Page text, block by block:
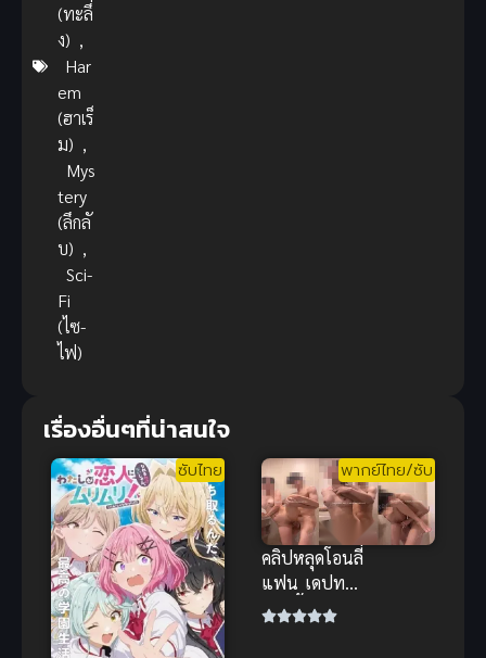
(ทะลึ่
ง) ,
Har
em
(ฮาเร็
ม) ,
Mys
tery
(ลึกลั
บ) ,
Sci-
Fi
(ไซ-
ไฟ)
เรื่องอื่นๆที่น่าสนใจ
ซับไทย พากย์ไทย/ซับ
คลิปหลุดโอนลี่
แฟน เดปทอรี่
อาบน้ำด้วยกัน